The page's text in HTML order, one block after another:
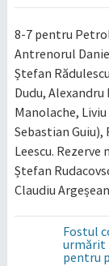
8-7 pentru
Antrenorul
Ștefan
Dudu,
Manolache,
Sebastian Guiu),
Leescu.
Ștefan
Claudiu
Fostul
urmărit
pentru